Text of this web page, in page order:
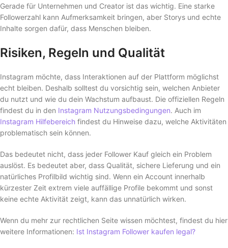
Gerade für Unternehmen und Creator ist das wichtig. Eine starke
Followerzahl kann Aufmerksamkeit bringen, aber Storys und echte
Inhalte sorgen dafür, dass Menschen bleiben.
Risiken, Regeln und Qualität
Instagram möchte, dass Interaktionen auf der Plattform möglichst
echt bleiben. Deshalb solltest du vorsichtig sein, welchen Anbieter
du nutzt und wie du dein Wachstum aufbaust. Die offiziellen Regeln
findest du in den Instagram Nutzungsbedingungen. Auch im
Instagram Hilfebereich findest du Hinweise dazu, welche Aktivitäten
problematisch sein können.
Das bedeutet nicht, dass jeder Follower Kauf gleich ein Problem
auslöst. Es bedeutet aber, dass Qualität, sichere Lieferung und ein
natürliches Profilbild wichtig sind. Wenn ein Account innerhalb
kürzester Zeit extrem viele auffällige Profile bekommt und sonst
keine echte Aktivität zeigt, kann das unnatürlich wirken.
Wenn du mehr zur rechtlichen Seite wissen möchtest, findest du hier
weitere Informationen: Ist Instagram Follower kaufen legal?